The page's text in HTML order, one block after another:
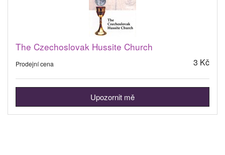
The Czechoslovak Hussite Church
Prodejní cena 3 Kč
Upozornit mě